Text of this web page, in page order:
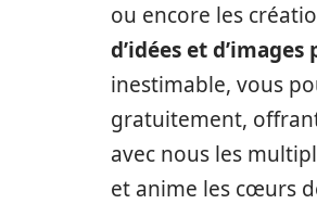
ou encore les
d’idées et
inestimable, vous
gratuitement,
avec nous les
et anime les cœurs